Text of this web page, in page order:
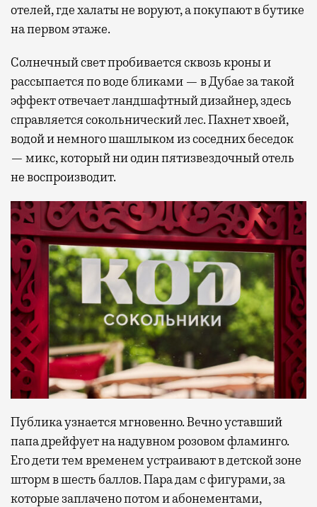
отелей, где халаты не воруют, а покупают в бутике
на первом этаже.
Солнечный свет пробивается сквозь кроны и
рассыпается по воде бликами — в Дубае за такой
эффект отвечает ландшафтный дизайнер, здесь
справляется сокольнический лес. Пахнет хвоей,
водой и немного шашлыком из соседних беседок
— микс, который ни один пятизвездочный отель
не воспроизводит.
Публика узнается мгновенно. Вечно уставший
папа дрейфует на надувном розовом фламинго.
Его дети тем временем устраивают в детской зоне
шторм в шесть баллов. Пара дам с фигурами, за
которые заплачено потом и абонементами,